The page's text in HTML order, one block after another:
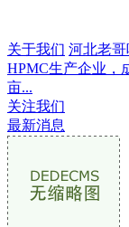
关于我们 河北老
HPMC生产企业，
亩...
关注我们
最新消息